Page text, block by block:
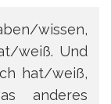
wissen,
weiß. Und
hat/weiß,
anderes